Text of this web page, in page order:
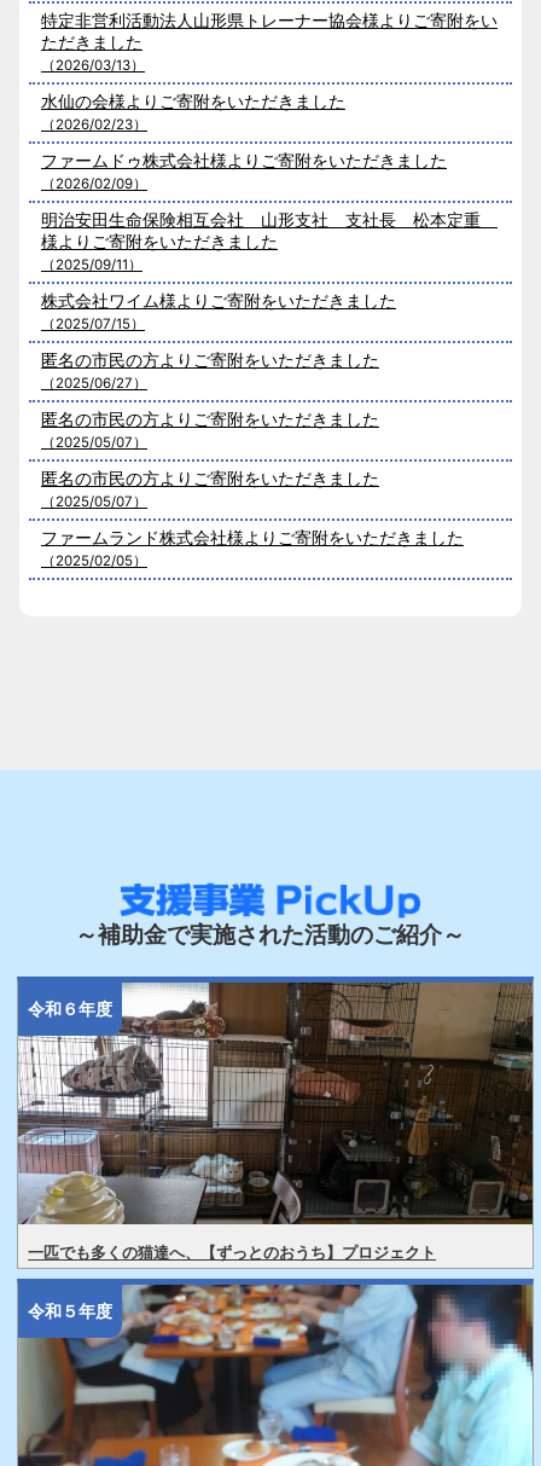
特定非営利活動法人山形県トレーナー協会様よりご寄附をい
ただきました
（2026/03/13）
水仙の会様よりご寄附をいただきました
（2026/02/23）
ファームドゥ株式会社様よりご寄附をいただきました
（2026/02/09）
明治安田生命保険相互会社 山形支社 支社長 松本定重
様よりご寄附をいただきました
（2025/09/11）
株式会社ワイム様よりご寄附をいただきました
（2025/07/15）
匿名の市民の方よりご寄附をいただきました
（2025/06/27）
匿名の市民の方よりご寄附をいただきました
（2025/05/07）
匿名の市民の方よりご寄附をいただきました
（2025/05/07）
ファームランド株式会社様よりご寄附をいただきました
（2025/02/05）
～補助金で実施された活動のご紹介～
令和６年度
一匹でも多くの猫達へ、【ずっとのおうち】プロジェクト
令和５年度